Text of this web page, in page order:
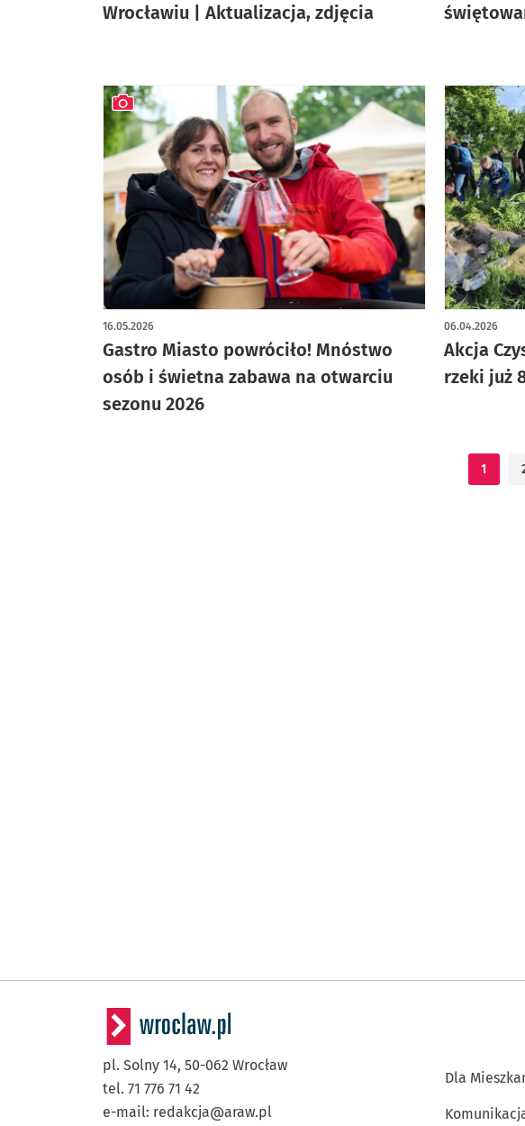
Wrocławiu | Aktualizacja, zdjęcia
Gastro Miasto powróciło! Mnóstwo
osób i świetna zabawa na otwarciu
sezonu 2026
16.05.2026
artykuł z galerią zdjęć
Akcja
rzeki już
06.04.2026
1
pl. Solny 14, 50-062 Wrocław
tel. 71 776 71 42
e-mail: redakcja@araw.pl
Dla